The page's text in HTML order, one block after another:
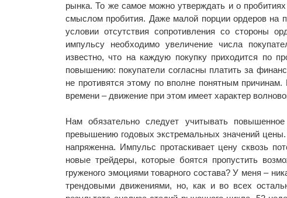
рынка. То же самое можно утверждать и о
смыслом пробития. Даже малой порции ордеров на
условии отсутствия сопротивления со стороны
импульсу необходимо увеличение числа
известно, что на каждую покупку приходится по
повышению: покупатели согласны платить за
не противятся этому по вполне понятным причинам.
времени – движение при этом имеет характер
Нам обязательно следует учитывать
превышению годовых экстремальных значений
напряженна. Импульс протаскивает цену сквозь
новые трейдеры, которые боятся пропустить
груженого эмоциями товарного состава? У меня –
трендовыми движениями, но, как и во всех